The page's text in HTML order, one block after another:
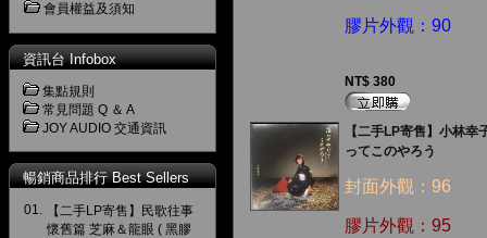
會員權益及須知
資訊台 Infobox
集點規則
常見問題 Q ＆ A
JOY AUDIO 交通資訊
暢銷商品排行 Best Sellers
01.
【二手LP寄售】民歌往事
懷舊篇 芝麻＆龍眼 ( 黑膠
膠片外觀：90
NT$ 380
【二手LP寄售】小林幸
ってこのやろう
封面外觀：96
膠片外觀：95